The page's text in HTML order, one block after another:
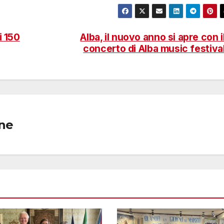
Alba, il nuovo anno si apre con
concerto di Alba music
150